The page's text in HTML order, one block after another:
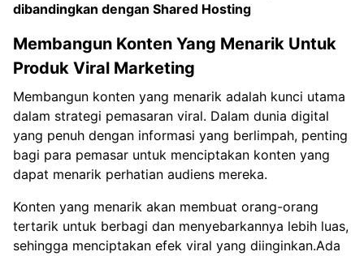
dibandingkan dengan Shared Hosting
Membangun Konten Yang Menarik Untuk
Produk Viral Marketing
Membangun konten yang menarik adalah kunci utama
dalam strategi pemasaran viral. Dalam dunia digital
yang penuh dengan informasi yang berlimpah, penting
bagi para pemasar untuk menciptakan konten yang
dapat menarik perhatian audiens mereka.
Konten yang menarik akan membuat orang-orang
tertarik untuk berbagi dan menyebarkannya lebih luas,
sehingga menciptakan efek viral yang diinginkan.Ada